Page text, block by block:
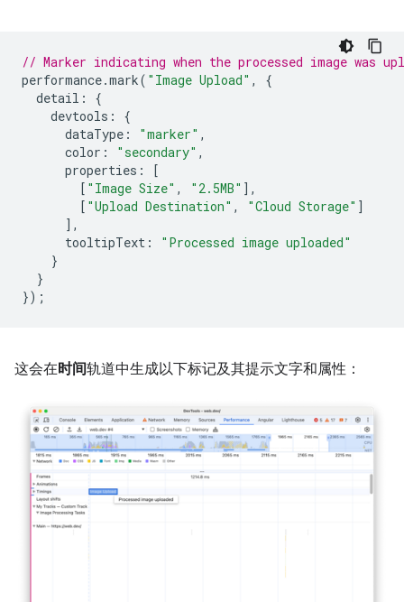
// Marker indicating when the processed image was
performance.mark( "Image Upload" ,
{
detail :
{
devtools :
{
dataType : "marker" ,
color : "secondary" ,
properties :
[
[ "Image Size" , "2.5MB" ],
[ "Upload Destination" , "Cloud Storage" ]
],
tooltipText :
"Processed image uploaded"
}
}
});
这会在时间轨道中生成以下标记及其提示文字和属性：